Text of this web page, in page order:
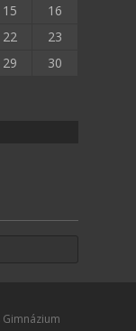
15
16
22
23
29
30